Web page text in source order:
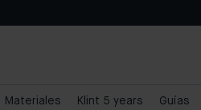
Materiales Klint 5 years Guías